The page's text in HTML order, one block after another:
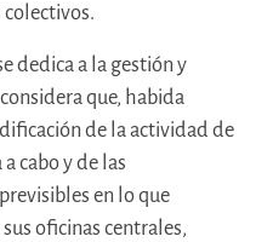
dedica a la gestión y
que, habida
de la actividad de
cabo y de las
en lo que
oficinas centrales,